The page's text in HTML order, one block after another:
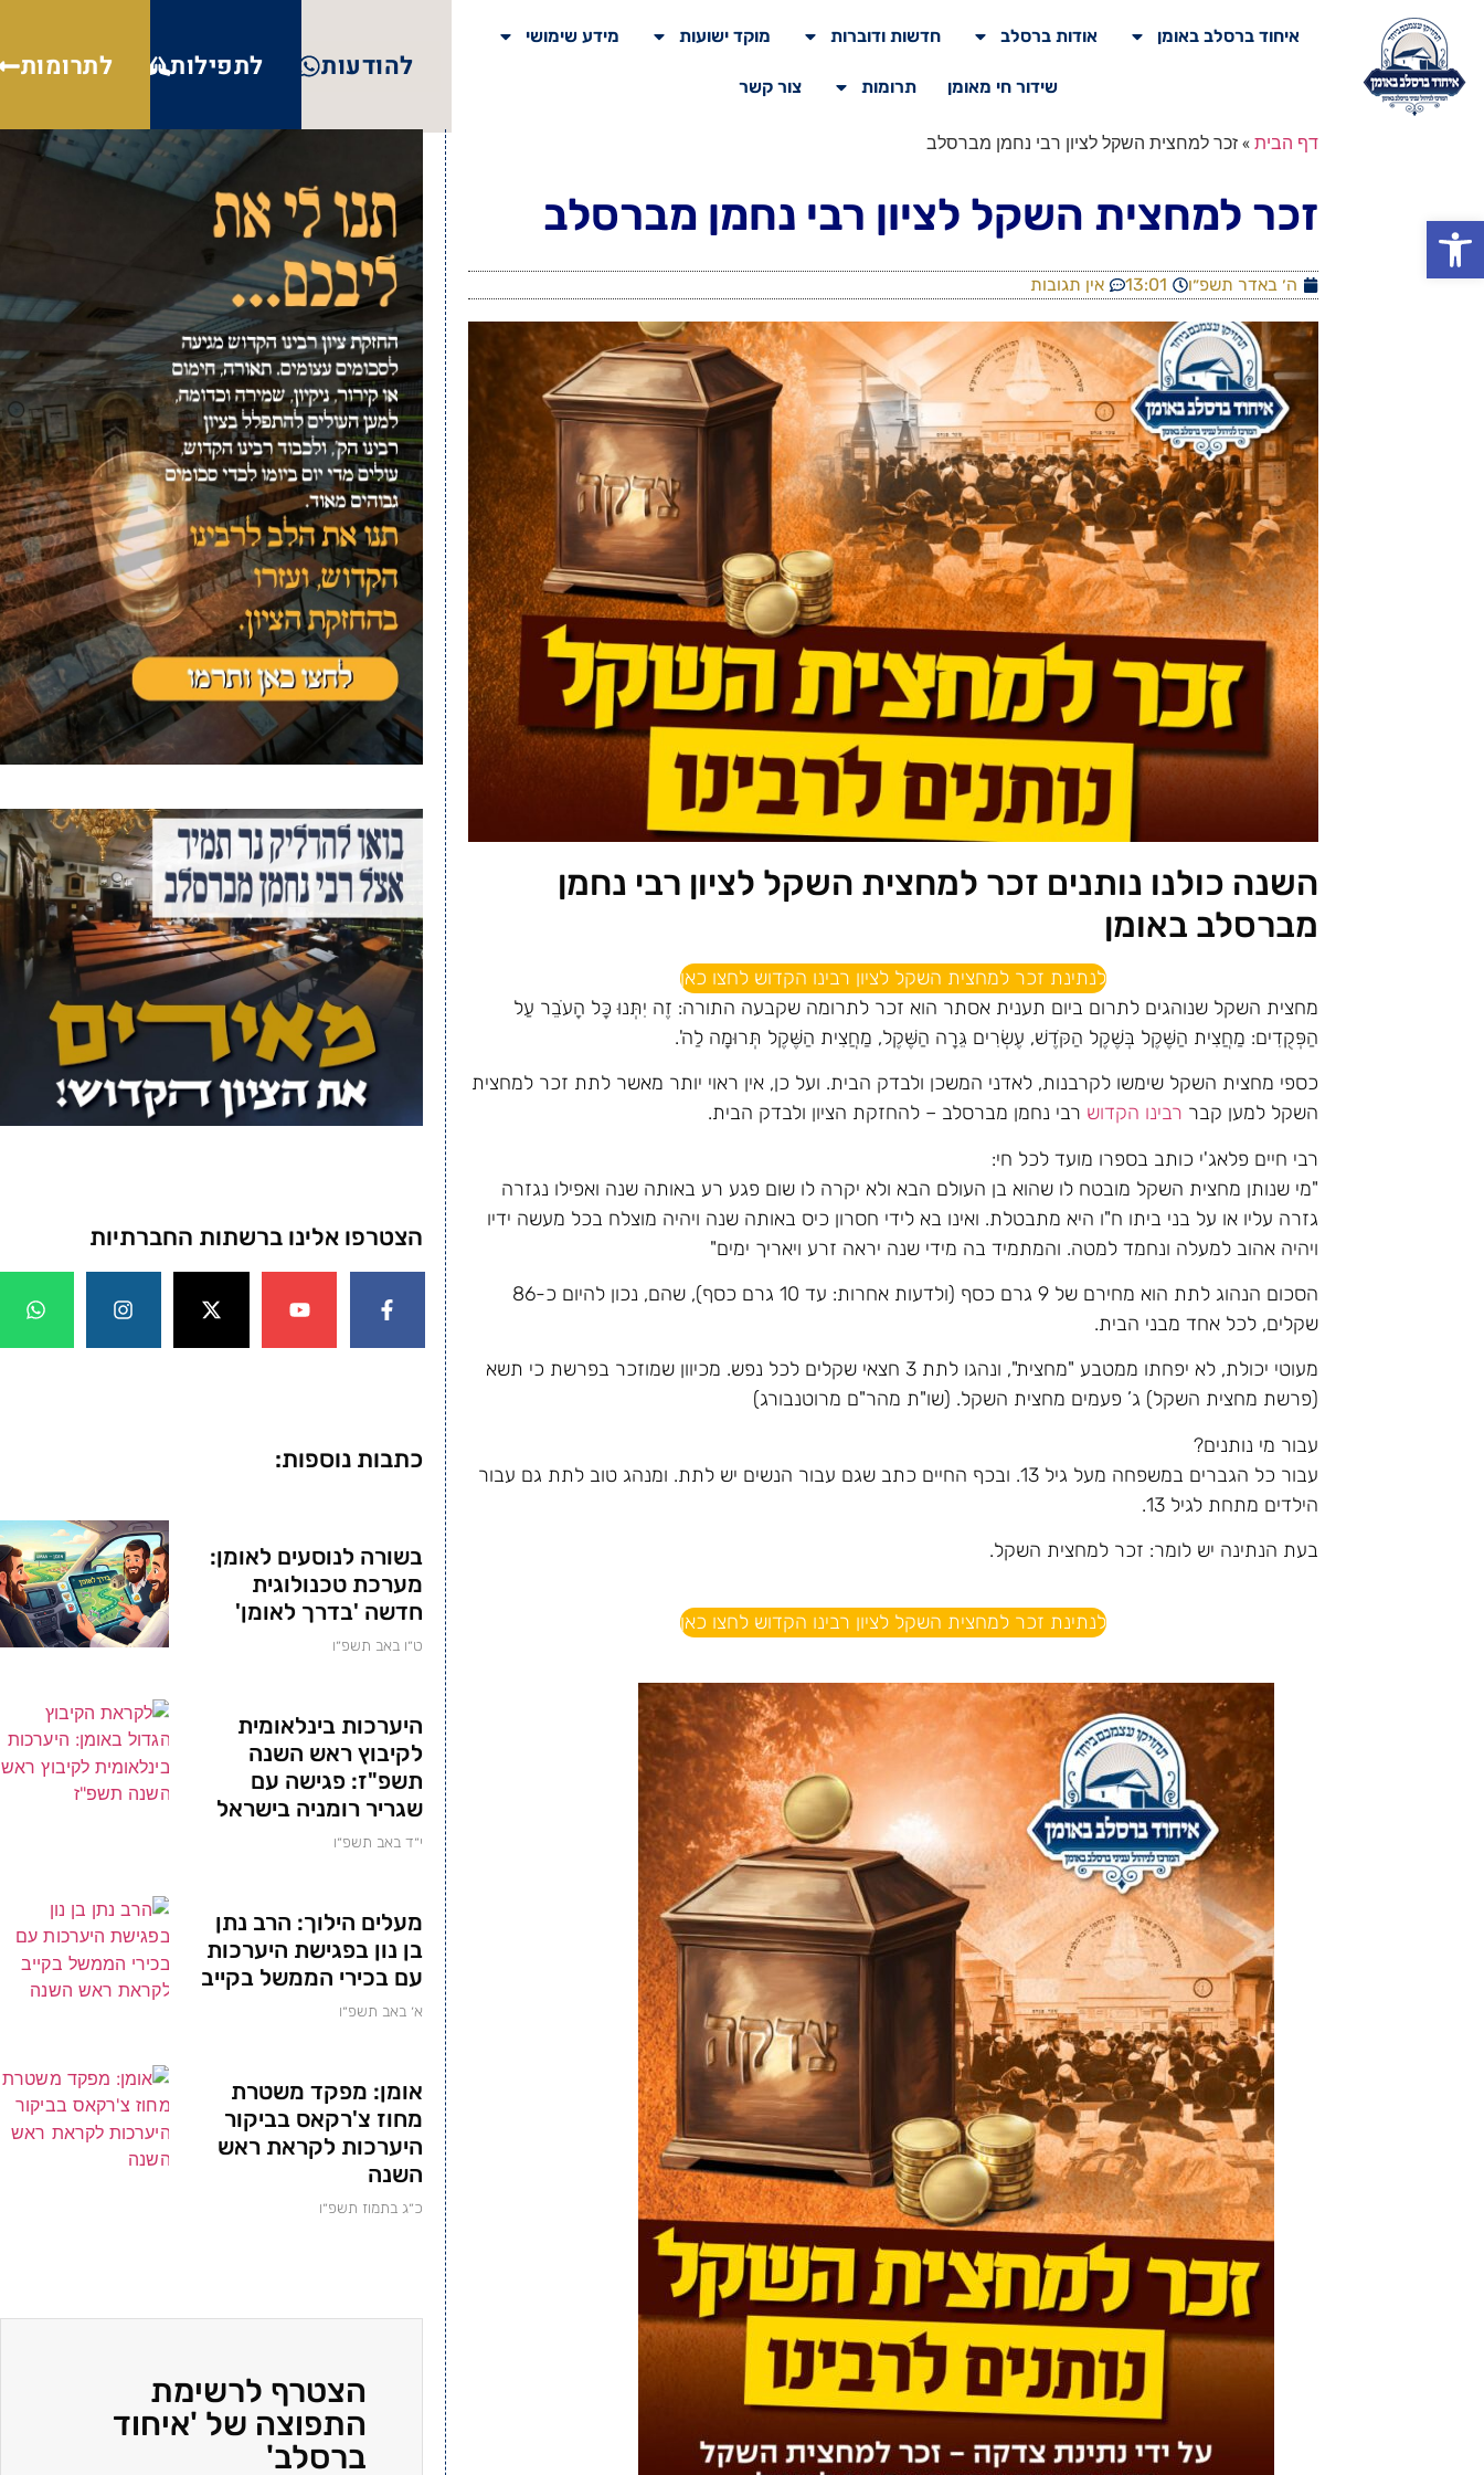
פתח סרגל נגישות
איחוד ברסלב באומן אודות ברסלב חדשות ודוברות מוקד ישועות מידע שימושי
שידור חי מאומן תרומות צור קשר
להודעות לתפילות לתרומות
דף הבית»זכר למחצית השקל לציון רבי נחמן מברסלב
זכר למחצית השקל לציון רבי נחמן מברסלב
ה׳ באדר תשפ״ו 13:01 אין תגובות
השנה כולנו נותנים זכר למחצית השקל לציון רבי נחמן
מברסלב באומן
לנתינת זכר למחצית השקל לציון רבינו הקדוש לחצו כאן
מחצית השקל שנוהגים לתרום ביום תענית אסתר הוא זכר לתרומה שקבעה התורה: זֶה יִתְּנוּ כָּל הָעֹבֵר עַל
הַפְּקֻדִים: מַחֲצִית הַשֶּׁקֶל בְּשֶׁקֶל הַקֹּדֶשׁ, עֶשְׂרִים גֵּרָה הַשֶּׁקֶל, מַחֲצִית הַשֶּׁקֶל תְּרוּמָה לַה'.
כספי מחצית השקל שימשו לקרבנות, לאדני המשכן ולבדק הבית. ועל כן, אין ראוי יותר מאשר לתת זכר למחצית
השקל למען קבר רבינו הקדוש רבי נחמן מברסלב – להחזקת הציון ולבדק הבית.
רבי חיים פלאג'י כותב בספרו מועד לכל חי:
"מי שנותן מחצית השקל מובטח לו שהוא בן העולם הבא ולא יקרה לו שום פגע רע באותה שנה ואפילו נגזרה
גזרה עליו או על בני ביתו ח"ו היא מתבטלת. ואינו בא לידי חסרון כיס באותה שנה ויהיה מוצלח בכל מעשה ידיו
ויהיה אהוב למעלה ונחמד למטה. והמתמיד בה מידי שנה יראה זרע ויאריך ימים"
הסכום הנהוג לתת הוא מחירם של 9 גרם כסף (ולדעות אחרות: עד 10 גרם כסף), שהם, נכון להיום כ-86
שקלים, לכל אחד מבני הבית.
מעוטי יכולת, לא יפחתו ממטבע "מחצית", ונהגו לתת 3 חצאי שקלים לכל נפש. מכיוון שמוזכר בפרשת כי תשא
(פרשת מחצית השקל) ג’ פעמים מחצית השקל. (שו"ת מהר"ם מרוטנבורג)
עבור מי נותנים?
עבור כל הגברים במשפחה מעל גיל 13. ובכף החיים כתב שגם עבור הנשים יש לתת. ומנהג טוב לתת גם עבור
הילדים מתחת לגיל 13.
בעת הנתינה יש לומר: זכר למחצית השקל.
לנתינת זכר למחצית השקל לציון רבינו הקדוש לחצו כאן
הצטרפו אלינו ברשתות החברתיות
כתבות נוספות:
בשורה לנוסעים לאומן:
מערכת טכנולוגית
חדשה 'בדרך לאומן'
ט״ו באב תשפ״ו
היערכות בינלאומית
לקיבוץ ראש השנה
תשפ"ז: פגישה עם
שגריר רומניה בישראל
י״ד באב תשפ״ו
מעלים הילוך: הרב נתן
בן נון בפגישת היערכות
עם בכירי הממשל בקייב
א׳ באב תשפ״ו
אומן: מפקד משטרת
מחוז צ'רקאס בביקור
היערכות לקראת ראש
השנה
כ״ג בתמוז תשפ״ו
הצטרף לרשימת
התפוצה של 'איחוד
ברסלב'